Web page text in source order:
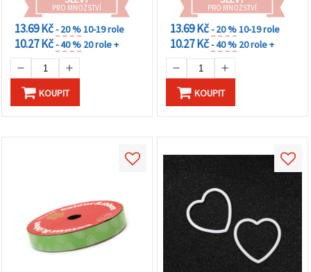
PRO MNOŽSTVÍ
13.69 Kč- 20 %10-19 role
10.27 Kč- 40 % 20 role +
KOUPIT
PRO MNOŽSTVÍ
13.69 Kč- 20 %10-19 role
10.27 Kč- 40 % 20 role +
KOUPIT